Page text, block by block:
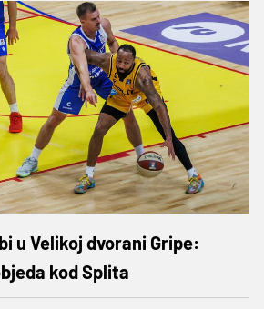
u Velikoj dvorani Gripe:
kod Splita